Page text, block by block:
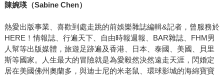
陳婉瑛（Sabine Chen）
熱愛出版事業、喜歡到處走跳的前娛樂雜誌編輯&記者，曾服務於
HERE！情報誌、行遍天下、自由時報週報、BAR雜誌、FHM男
人幫等出版媒體，旅遊足跡遍及香港、日本、泰國、美國、貝里
斯等國家。人生最大的冒險就是為愛毅然決然遠走天涯，閃婚定
居在美國佛州奧蘭多，與迪士尼的米老鼠、環球影城的海綿寶寶